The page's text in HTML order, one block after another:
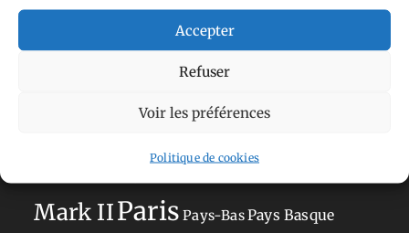
Accepter
Refuser
Voir les préférences
Politique de cookies
Anti tourismeBarBelgique
Danemark Espagne
Olympus OM-D E-M5
Mark IIParis Pays-BasPays Basque